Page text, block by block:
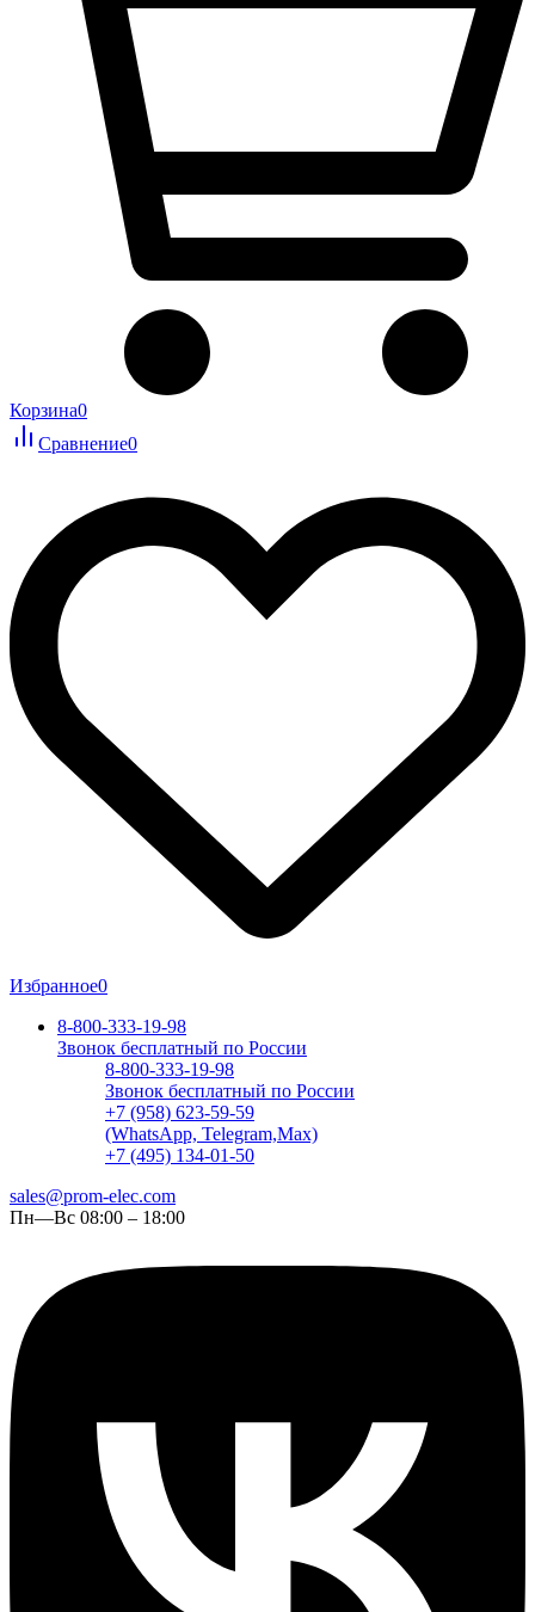
Корзина0
Сравнение0
Избранное0
8-800-333-19-98
Звонок бесплатный по России
8-800-333-19-98
Звонок бесплатный по России
+7 (958) 623-59-59
(WhatsApp, Telegram,Max)
+7 (495) 134-01-50
sales@prom-elec.com
Пн—Вс 08:00 – 18:00